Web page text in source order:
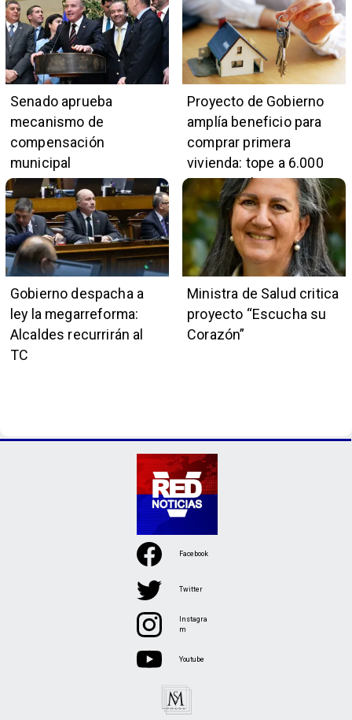
Senado aprueba
mecanismo de
compensación
municipal
Proyecto de Gobierno
amplía beneficio para
comprar primera
vivienda: tope a 6.000
UF y 30 mil cupos
Gobierno despacha a
ley la megarreforma:
Alcaldes recurrirán al
TC
Ministra de Salud critica
proyecto “Escucha su
Corazón”
Facebook
Twitter
Instagra
m
Youtube